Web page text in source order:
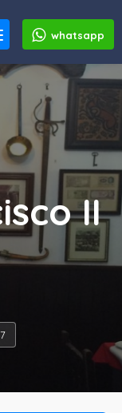
whatsapp
II